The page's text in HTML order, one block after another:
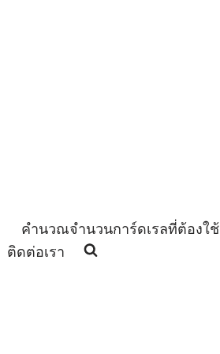
คำนวณจำนวนการ์ดเรลที่ต้องใช้
ติดต่อเรา